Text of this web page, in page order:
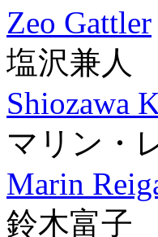
Zeo Gattler
塩沢兼人
Shiozawa
マリン・
Marin
鈴木富子